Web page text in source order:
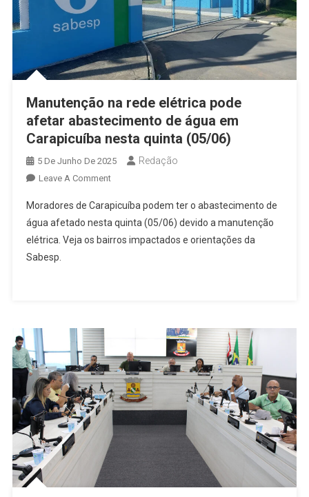
Manutenção na rede elétrica pode
afetar abastecimento de água em
Carapicuíba nesta quinta (05/06)
5 De Junho De 2025 Redação
Leave A CommentOn
Na
Rede
Elétrica
Carapicuíba
Nesta
Quinta
(05/06)
Moradores de Carapicuíba podem ter o abastecimento de
água afetado nesta quinta (05/06) devido a manutenção
elétrica. Veja os bairros impactados e orientações da
Sabesp.